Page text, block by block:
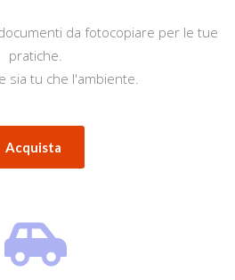
da fotocopiare per le tue
pratiche.
sia tu che l'ambiente.
Acquista